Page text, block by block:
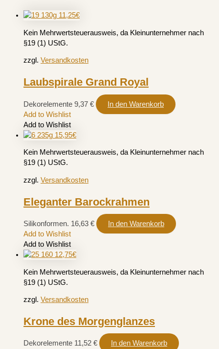
Kein Mehrwertsteuerausweis, da Kleinunternehmer nach
§19 (1) UStG.
zzgl. Versandkosten
Laubspirale Grand Royal
Dekorelemente 9,37 €
In den Warenkorb
Add to Wishlist
Add to Wishlist
Kein Mehrwertsteuerausweis, da Kleinunternehmer nach
§19 (1) UStG.
zzgl. Versandkosten
Eleganter Barockrahmen
Silikonformen. 16,63 €
In den Warenkorb
Add to Wishlist
Add to Wishlist
Kein Mehrwertsteuerausweis, da Kleinunternehmer nach
§19 (1) UStG.
zzgl. Versandkosten
Krone des Morgenglanzes
Dekorelemente 11,52 €
In den Warenkorb